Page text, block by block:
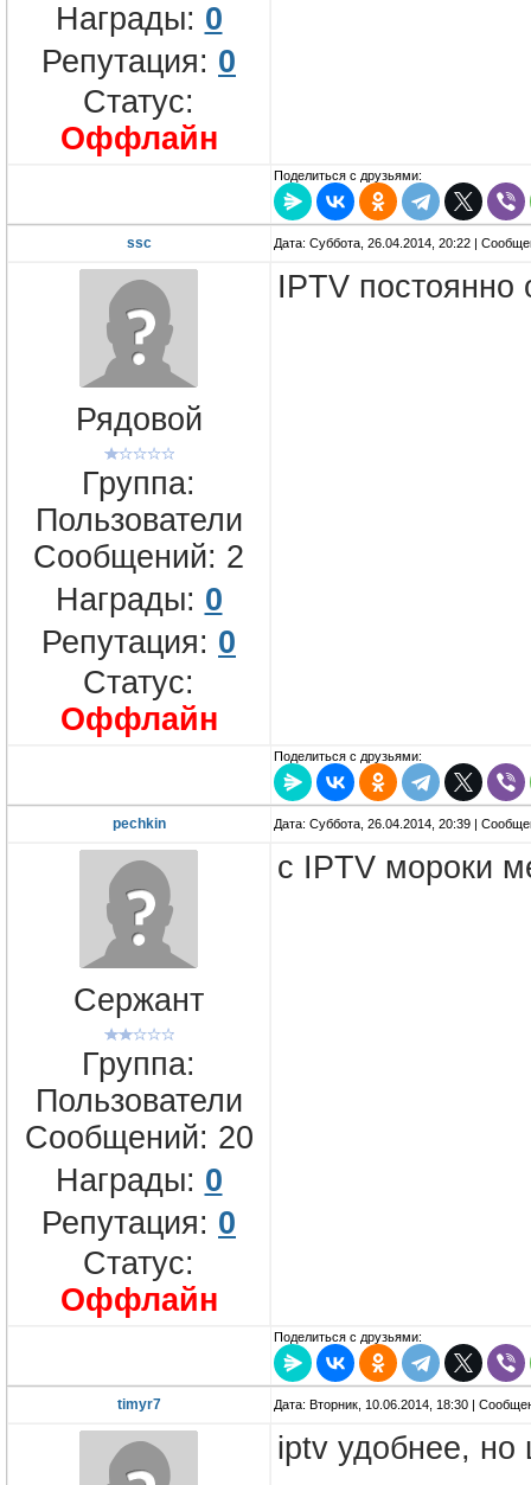
Награды: 0
Репутация: 0
Статус:
Оффлайн
Поделиться с друзьями:
ssc Дата: Суббота, 26.04.2014, 20:22 |
Рядовой
Группа:
Пользователи
Сообщений: 2
Награды: 0
Репутация: 0
Статус:
Оффлайн
IPTV постоянно
Поделиться с друзьями:
pechkin Дата: Суббота, 26.04.2014, 20:39 |
Сержант
Группа:
Пользователи
Сообщений: 20
Награды: 0
Репутация: 0
Статус:
Оффлайн
c IPTV мороки
Поделиться с друзьями:
timyr7 Дата: Вторник, 10.06.2014, 18:30 |
iptv удобнее, но